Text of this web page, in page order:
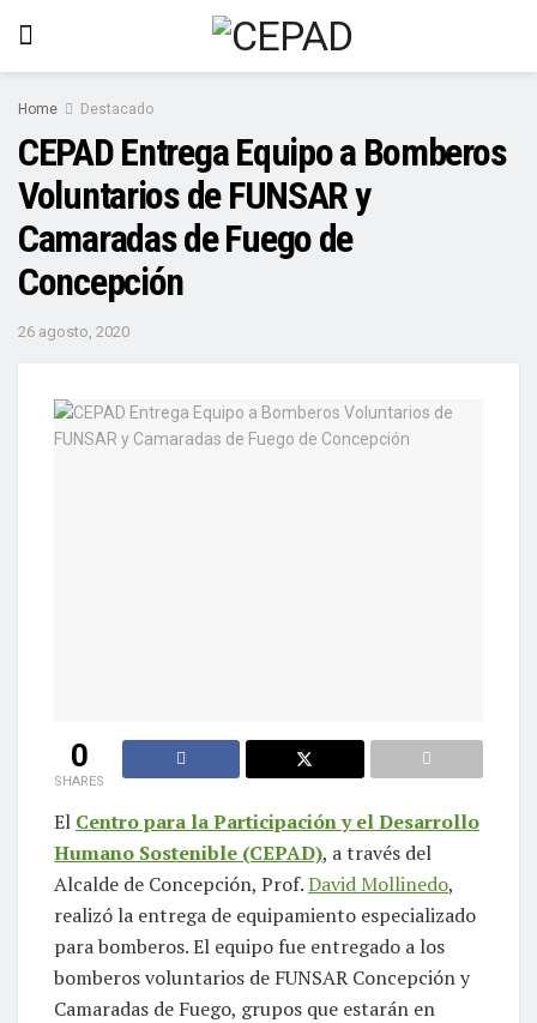
Home Destacado
CEPAD Entrega Equipo a Bomberos
Voluntarios de FUNSAR y
Camaradas de Fuego de
Concepción
26 agosto, 2020
0
SHARES
El Centro para la Participación y el Desarrollo
Humano Sostenible (CEPAD), a través del
Alcalde de Concepción, Prof.David Mollinedo,
realizó la entrega de equipamiento especializado
para bomberos. El equipo fue entregado a los
bomberos voluntarios de FUNSAR Concepción y
Camaradas de Fuego, grupos que estarán en